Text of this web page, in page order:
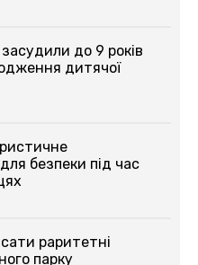
до 9 років
дитячої
безпеки під час
раритетні
парку